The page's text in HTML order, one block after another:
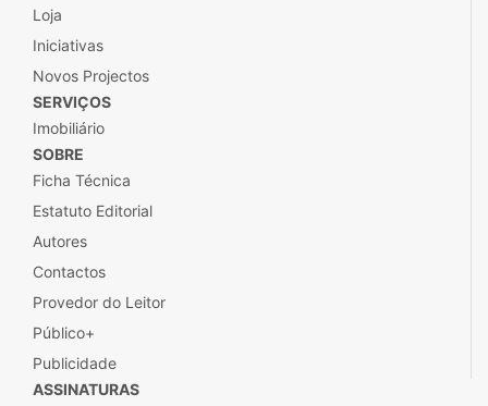
Loja
Iniciativas
Novos Projectos
SERVIÇOS
Imobiliário
SOBRE
Ficha Técnica
Estatuto Editorial
Autores
Contactos
Provedor do Leitor
Público+
Publicidade
ASSINATURAS